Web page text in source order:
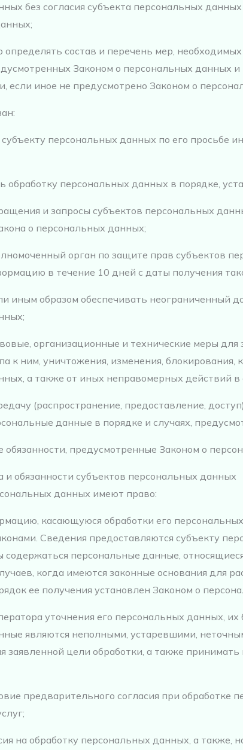
без согласия субъекта персональных
определять состав и перечень мер,
Законом о персональных данных
если иное не предусмотрено Законом о
персональных данных по его просьбе
обработку персональных данных в порядке,
и запросы субъектов персональных
о персональных данных;
орган по защите прав субъектов
в течение 10 дней с даты получения
иным образом обеспечивать неограниченный
организационные и технические меры
к ним, уничтожения, изменения, блокирования,
а также от иных неправомерных действий
(распространение, предоставление,
данные в порядке и случаях,
предусмотренные Законом о
и обязанности субъектов персональных данных
данных имеют право:
касающуюся обработки его
Сведения предоставляются субъекту
персональные данные,
когда имеются законные основания для
ее получения установлен Законом о
уточнения его персональных данных,
являются неполными, устаревшими,
заявленной цели обработки, а также
предварительного согласия при обработке
на обработку персональных данных, а также,